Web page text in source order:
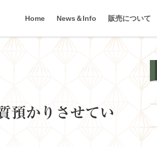
Home News＆Info 販売について
預かりさせてい